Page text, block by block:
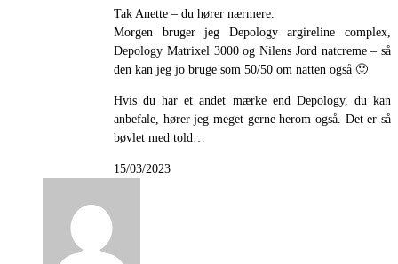
Tak Anette – du hører nærmere.
Morgen bruger jeg Depology argireline complex,
Depology Matrixel 3000 og Nilens Jord natcreme – så
den kan jeg jo bruge som 50/50 om natten også 🙂
Hvis du har et andet mærke end Depology, du kan
anbefale, hører jeg meget gerne herom også. Det er så
bøvlet med told…
15/03/2023